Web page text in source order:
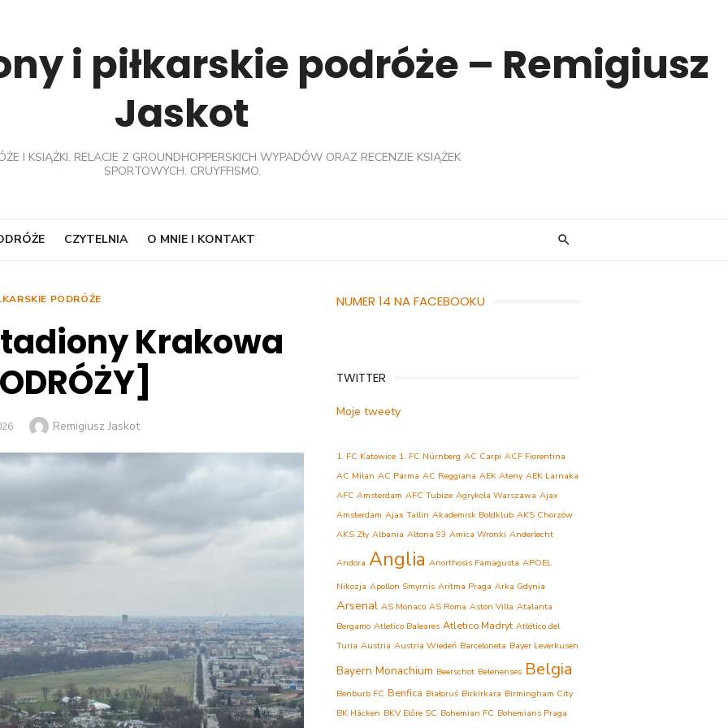
i piłkarskie podróże – Remigiusz
Jaskot
I KSIĄŻKI. RELACJE Z GROUNDHOPPERSKICH WYPADÓW ORAZ RECENZJE KSIĄŻEK
SPORTOWYCH. CRUYFFISMO.
CZYTELNIA O MNIE I KONTAKT
PODRÓŻE
Krakowa
Author
Remigiusz Jaskot
NUMER 14 NA FACEBOOKU
TWITTER
Moje tweety
1. FC Katowice 1. FC Nürnberg AC Carpi ACF Fiorentina
AC Milan AC Parma AC Reggiana AEK Ateny AEK Larnaka
AFC Amsterdam AFC Tubize Agrykola Warszawa Ajax
Amsterdam Ajax Tallin Akademisk Boldklub AKS Chorzów
AKS Zły Albania Altona 93 Amica Wronki Anderlecht
Andora Anglia Anorthosis Famagusta APOEL
Nikozja Apollon Smyrnis Aritma Praga Arka Gdynia
Arsenal AS Monaco AS Roma Aston Villa Atalanta
Bergamo Atletico Baleares Atletico Madryt Atlético del
Turia Austria Austria Wiedeń Barceloneta Bayer Leverkusen
Bayern Monachium Beerschot Belenenses Belgia
Benburb FC Benfica Białoruś Birkirkara Birmingham City
BK Häcken BKV Előre SC Bohemian FC Bohemians Praga